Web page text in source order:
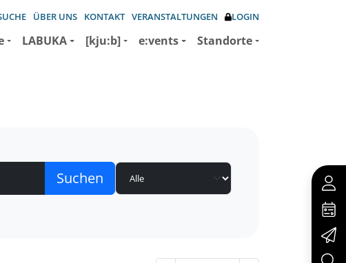
ÜBER UNS KONTAKT VERANSTALTUNGEN LOGIN
LABUKA [kju:b] e:vents Standorte